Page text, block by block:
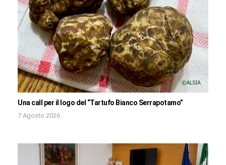
Una call per il logo del “Tartufo Bianco Serrapotamo”
7 Agosto 2026